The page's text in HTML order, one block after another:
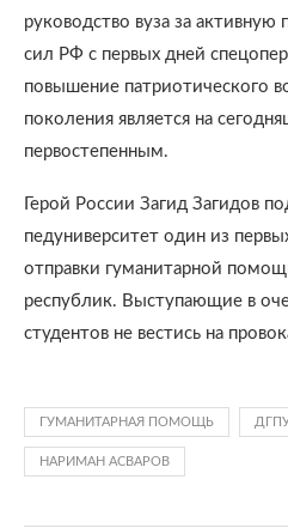
руководство вуза за
сил РФ с первых дней
повышение патриотического
поколения является на
первостепенным.
Герой России Загид Загидов
педуниверситет один из
отправки гуманитарной
республик. Выступающие в
студентов не вестись на
ГУМАНИТАРНАЯ ПОМОЩЬ
НАРИМАН АСВАРОВ